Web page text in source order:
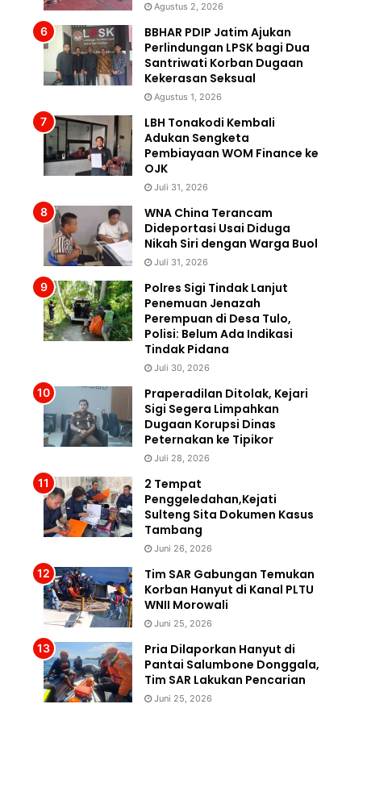
Agustus 2, 2026
BBHAR PDIP Jatim Ajukan
Perlindungan LPSK bagi Dua
Santriwati Korban Dugaan
Kekerasan Seksual
Agustus 1, 2026
LBH Tonakodi Kembali
Adukan Sengketa
Pembiayaan WOM Finance ke
OJK
Juli 31, 2026
WNA China Terancam
Dideportasi Usai Diduga
Nikah Siri dengan Warga Buol
Juli 31, 2026
Polres Sigi Tindak Lanjut
Penemuan Jenazah
Perempuan di Desa Tulo,
Polisi: Belum Ada Indikasi
Tindak Pidana
Juli 30, 2026
Praperadilan Ditolak, Kejari
Sigi Segera Limpahkan
Dugaan Korupsi Dinas
Peternakan ke Tipikor
Juli 28, 2026
2 Tempat
Penggeledahan,Kejati
Sulteng Sita Dokumen Kasus
Tambang
Juni 26, 2026
Tim SAR Gabungan Temukan
Korban Hanyut di Kanal PLTU
WNII Morowali
Juni 25, 2026
Pria Dilaporkan Hanyut di
Pantai Salumbone Donggala,
Tim SAR Lakukan Pencarian
Juni 25, 2026